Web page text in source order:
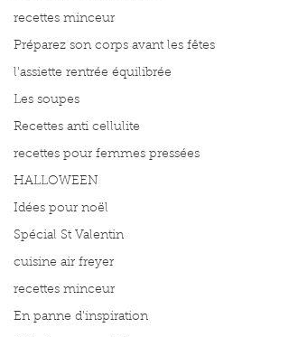
recettes minceur
Préparez son corps avant les fêtes
l'assiette rentrée équilibrée
Les soupes
Recettes anti cellulite
recettes pour femmes pressées
HALLOWEEN
Idées pour noël
Spécial St Valentin
cuisine air freyer
recettes minceur
En panne d'inspiration